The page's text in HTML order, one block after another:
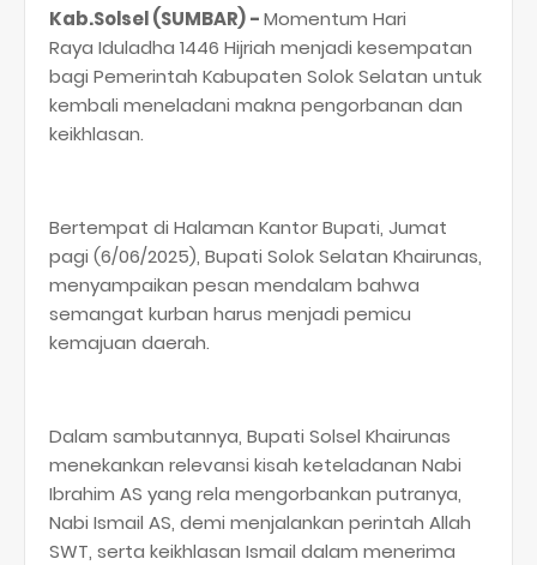
Kab.Solsel (SUMBAR) -Momentum Hari
Raya Iduladha 1446 Hijriah menjadi kesempatan
bagi Pemerintah Kabupaten Solok Selatan untuk
kembali meneladani makna pengorbanan dan
keikhlasan.
Bertempat di Halaman Kantor Bupati, Jumat
pagi (6/06/2025), Bupati Solok Selatan Khairunas,
menyampaikan pesan mendalam bahwa
semangat kurban harus menjadi pemicu
kemajuan daerah.
Dalam sambutannya, Bupati Solsel Khairunas
menekankan relevansi kisah keteladanan Nabi
Ibrahim AS yang rela mengorbankan putranya,
Nabi Ismail AS, demi menjalankan perintah Allah
SWT, serta keikhlasan Ismail dalam menerima